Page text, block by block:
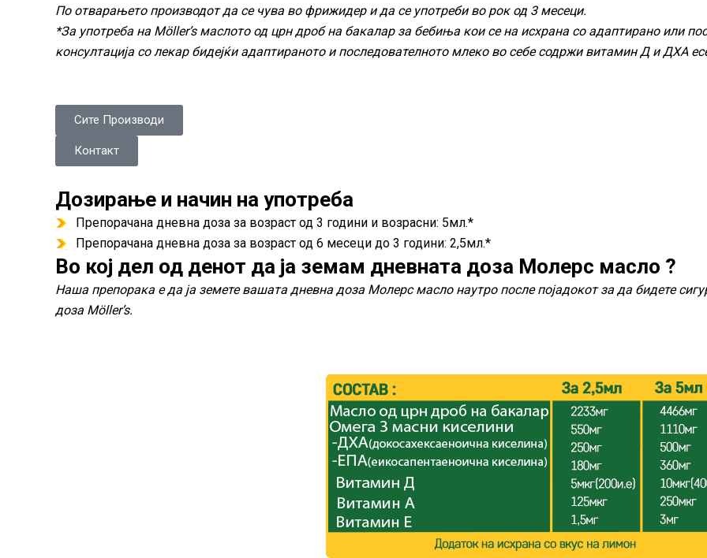
По отварањето производот да се чува во фрижидер и да се употреби во рок од 3 месеци.
*За употреба на Möller’s маслото од црн дроб на бакалар за бебиња кои се на исхрана со адаптирано или
консултација со лекар бидејќи адаптираното и последователното млеко во себе содржи витамин Д и ДХА
Сите Производи
Контакт
Дозирање и начин на употреба
Препорачана дневна доза за возраст од 3 години и возрасни: 5мл.*
Препорачана дневна доза за возраст од 6 месеци до 3 години: 2,5мл.*
Во кој дел од денот да ја земам дневната доза Молерс масло ?
Наша препорака е да ја земете вашата дневна доза Молерс масло наутро после појадокот за да бидете
доза Möller’s.